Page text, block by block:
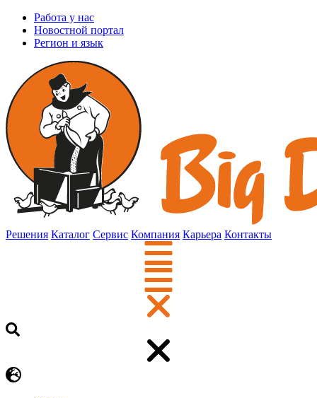
Работа у нас
Новостной портал
Регион и язык
Решения Каталог Сервис Компания Карьера Контакты